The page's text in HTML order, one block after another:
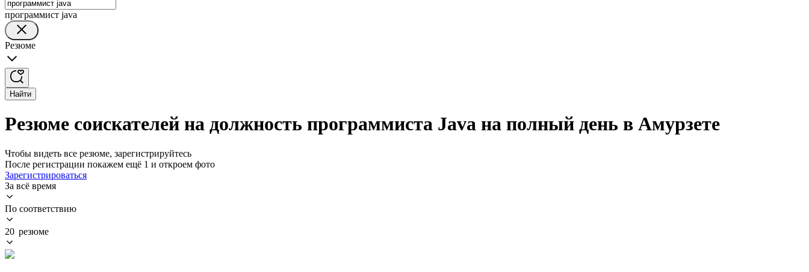
программист java
Резюме
Найти
Резюме соискателей на должность программиста Java на полный день в Амурзете
Чтобы видеть все резюме, зарегистрируйтесь
После регистрации покажем ещё 1 и откроем фото
Зарегистрироваться
За всё время
По соответствию
20 резюме